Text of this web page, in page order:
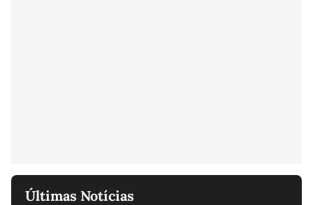
Últimas Notícias